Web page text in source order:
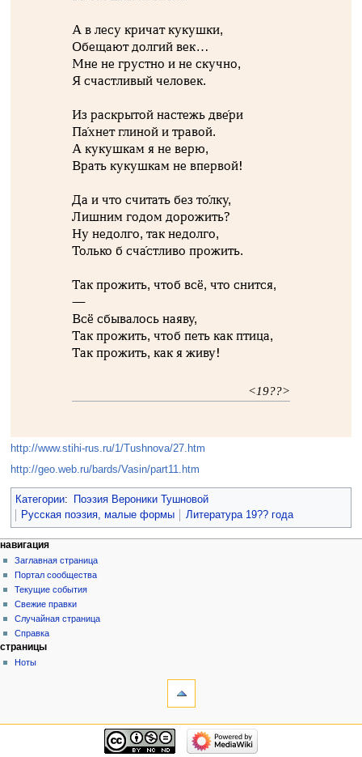
А в лесу кричат кукушки,
Обещают долгий век…
Мне не грустно и не скучно,
Я счастливый человек.
Из раскрытой настежь две́ри
Па́хнет глиной и травой.
А кукушкам я не верю,
Врать кукушкам не впервой!
Да и что считать без то́лку,
Лишним годом дорожить?
Ну недолго, так недолго,
Только б сча́стливо прожить.
Так прожить, чтоб всё, что снится,
—
Всё сбывалось наяву,
Так прожить, чтоб петь как птица,
Так прожить, как я живу!
<19??>
http://www.stihi-rus.ru/1/Tushnova/27.htm
http://geo.web.ru/bards/Vasin/part11.htm
Категории:
Поэзия Вероники Тушновой
Русская поэзия, малые формы
Литература 19?? года
навигация
Заглавная страница
Портал сообщества
Текущие события
Свежие правки
Случайная страница
Справка
страницы
Ноты